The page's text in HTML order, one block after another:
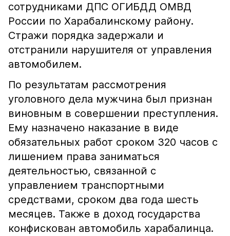
сотрудниками ДПС ОГИБДД ОМВД
России по Харабалинскому району.
Стражи порядка задержали и
отстранили нарушителя от управления
автомобилем.
По результатам рассмотрения
уголовного дела мужчина был признан
виновным в совершении преступления.
Ему назначено наказание в виде
обязательных работ сроком 320 часов с
лишением права заниматься
деятельностью, связанной с
управлением транспортными
средствами, сроком два года шесть
месяцев. Также в доход государства
конфискован автомобиль харабалинца.